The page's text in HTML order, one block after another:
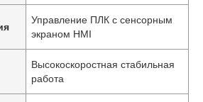
Управление ПЛК с сенсорным
экраном HMI
Высокоскоростная стабильная
работа